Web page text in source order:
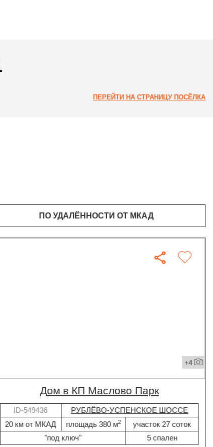
ПЕРЕЙТИ НА СТРАНИЦУ ПОСЁЛКА
ПО УДАЛЁННОСТИ ОТ МКАД
+4
дом в КП Маслово Парк
ID-549436
РУБЛЁВО-УСПЕНСКОЕ ШОССЕ
20 км от МКАД
площадь 380 м2
участок 27 соток
"под ключ"
5 спален